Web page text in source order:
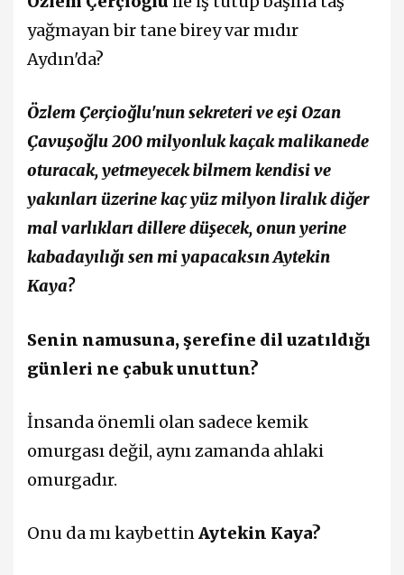
yağmayan bir tane birey var mıdır
Aydın'da?
Özlem Çerçioğlu'nun sekreteri ve eşi Ozan
Çavuşoğlu 200 milyonluk kaçak malikanede
oturacak, yetmeyecek bilmem kendisi ve
yakınları üzerine kaç yüz milyon liralık diğer
mal varlıkları dillere düşecek, onun yerine
kabadayılığı sen mi yapacaksın Aytekin
Kaya?
Senin namusuna, şerefine dil uzatıldığı
günleri ne çabuk unuttun?
İnsanda önemli olan sadece kemik
omurgası değil, aynı zamanda ahlaki
omurgadır.
Onu da mı kaybettinAytekin Kaya?